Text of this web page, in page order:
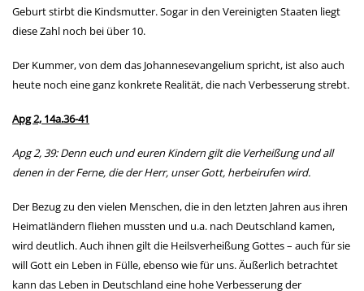
Geburt stirbt die Kindsmutter. Sogar in den Vereinigten Staaten liegt
diese Zahl noch bei über 10.
Der Kummer, von dem das Johannesevangelium spricht, ist also auch
heute noch eine ganz konkrete Realität, die nach Verbesserung strebt.
Apg 2, 14a.36-41
Apg 2, 39: Denn euch und euren Kindern gilt die Verheißung und all
denen in der Ferne, die der Herr, unser Gott, herbeirufen wird.
Der Bezug zu den vielen Menschen, die in den letzten Jahren aus ihren
Heimatländern fliehen mussten und u.a. nach Deutschland kamen,
wird deutlich. Auch ihnen gilt die Heilsverheißung Gottes – auch für sie
will Gott ein Leben in Fülle, ebenso wie für uns. Äußerlich betrachtet
kann das Leben in Deutschland eine hohe Verbesserung der